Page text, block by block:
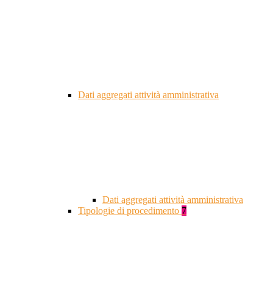
Dati aggregati attività amministrativa
Dati aggregati attività amministrativa
Tipologie di procedimento 7